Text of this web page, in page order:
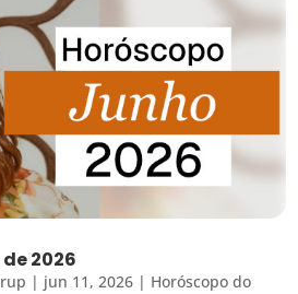
2026
| jun 11, 2026 | Horóscopo do